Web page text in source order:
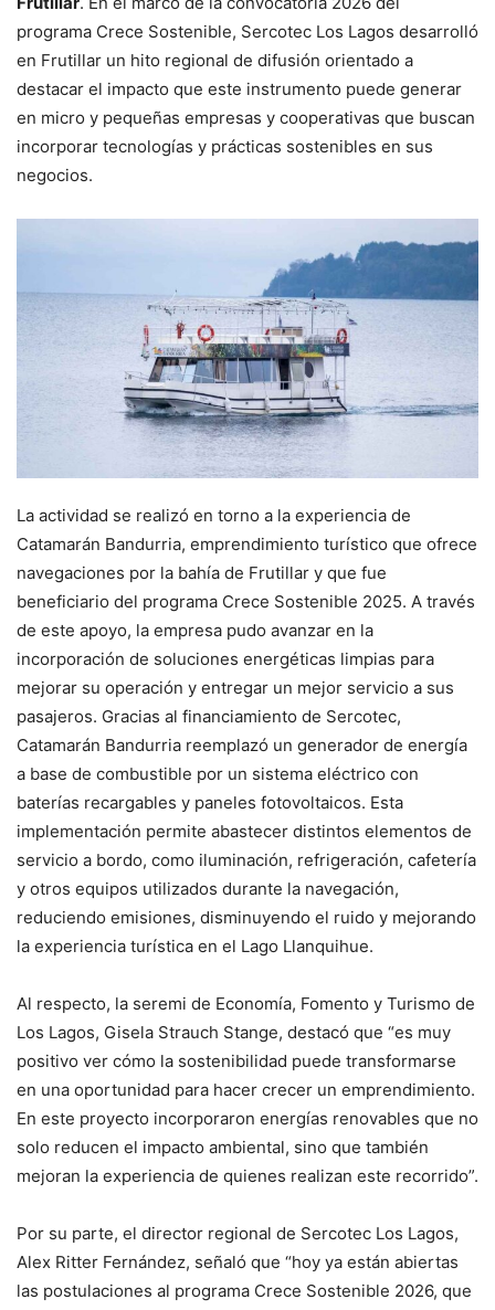
programa Crece Sostenible, Sercotec Los Lagos desarrolló
en Frutillar un hito regional de difusión orientado a
destacar el impacto que este instrumento puede generar
en micro y pequeñas empresas y cooperativas que buscan
incorporar tecnologías y prácticas sostenibles en sus
negocios.
La actividad se realizó en torno a la experiencia de
Catamarán Bandurria, emprendimiento turístico que ofrece
navegaciones por la bahía de Frutillar y que fue
beneficiario del programa Crece Sostenible 2025. A través
de este apoyo, la empresa pudo avanzar en la
incorporación de soluciones energéticas limpias para
mejorar su operación y entregar un mejor servicio a sus
pasajeros. Gracias al financiamiento de Sercotec,
Catamarán Bandurria reemplazó un generador de energía
a base de combustible por un sistema eléctrico con
baterías recargables y paneles fotovoltaicos. Esta
implementación permite abastecer distintos elementos de
servicio a bordo, como iluminación, refrigeración, cafetería
y otros equipos utilizados durante la navegación,
reduciendo emisiones, disminuyendo el ruido y mejorando
la experiencia turística en el Lago Llanquihue.
Al respecto, la seremi de Economía, Fomento y Turismo de
Los Lagos, Gisela Strauch Stange, destacó que “es muy
positivo ver cómo la sostenibilidad puede transformarse
en una oportunidad para hacer crecer un emprendimiento.
En este proyecto incorporaron energías renovables que no
solo reducen el impacto ambiental, sino que también
mejoran la experiencia de quienes realizan este recorrido”.
Por su parte, el director regional de Sercotec Los Lagos,
Alex Ritter Fernández, señaló que “hoy ya están abiertas
las postulaciones al programa Crece Sostenible 2026, que